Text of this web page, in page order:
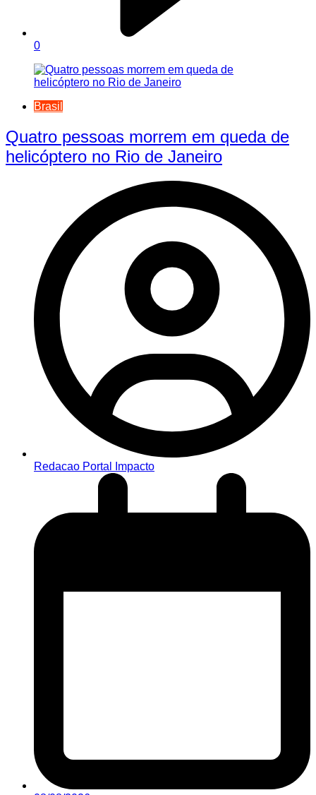
0
Brasil
Quatro pessoas morrem em queda de
helicóptero no Rio de Janeiro
Redacao Portal Impacto